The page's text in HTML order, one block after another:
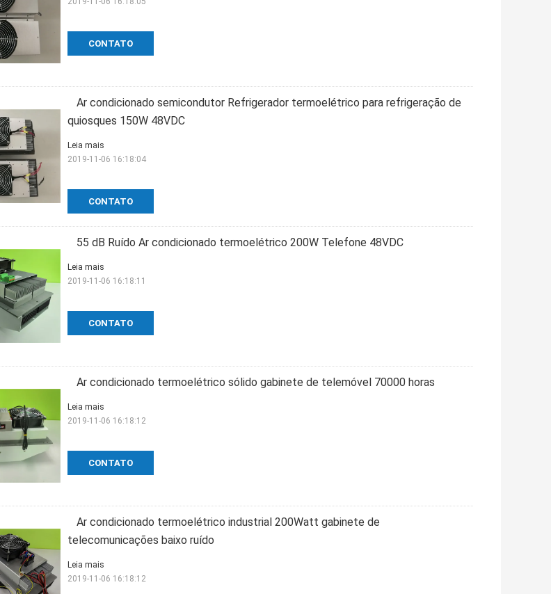
CONTATO
Ar condicionado semicondutor Refrigerador termoelétrico para refrigeração de
quiosques 150W 48VDC
CONTATO
Leia mais
2019-11-06 16:18:04
55 dB Ruído Ar condicionado termoelétrico 200W Telefone 48VDC
CONTATO
Leia mais
2019-11-06 16:18:11
Ar condicionado termoelétrico sólido gabinete de telemóvel 70000 horas
CONTATO
Leia mais
2019-11-06 16:18:12
Ar condicionado termoelétrico industrial 200Watt gabinete de
telecomunicações baixo ruído
Leia mais
2019-11-06 16:18:12